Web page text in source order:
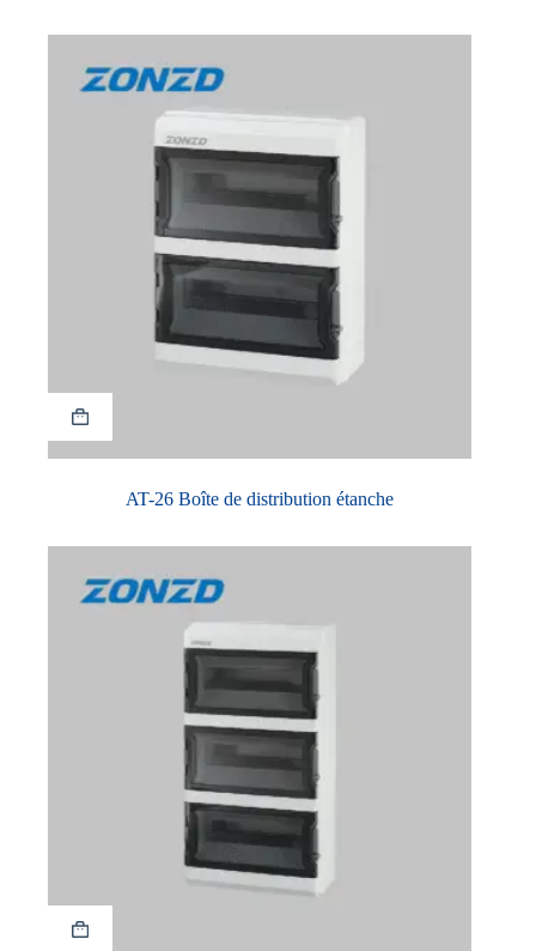
AT-26 Boîte de distribution étanche